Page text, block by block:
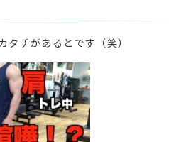
タチがあるとです（笑）